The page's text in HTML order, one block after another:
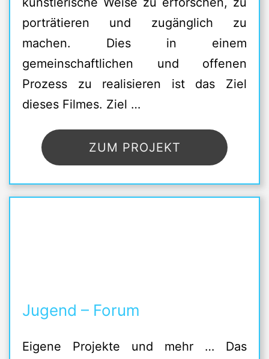
porträtieren und zugänglich zu
machen. Dies in einem
gemeinschaftlichen und offenen
Prozess zu realisieren ist das Ziel
dieses Filmes. Ziel …
ZUM PROJEKT
Jugend – Forum
Eigene Projekte und mehr … Das